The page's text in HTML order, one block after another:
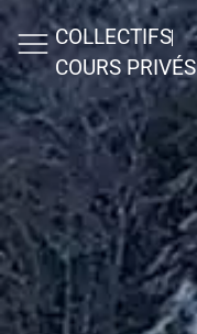
COLLECTIFS
COURS PRIVÉS